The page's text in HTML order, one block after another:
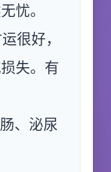
忧。
很好，
失。有
、泌尿